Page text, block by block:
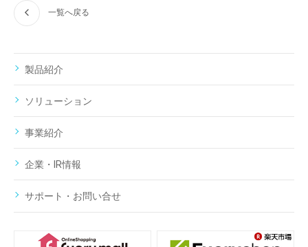
一覧へ戻る
製品紹介
ソリューション
事業紹介
企業・IR情報
サポート・お問い合せ